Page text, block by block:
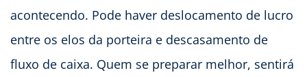
acontecendo. Pode haver deslocamento de lucro
entre os elos da porteira e descasamento de
fluxo de caixa. Quem se preparar melhor, sentirá